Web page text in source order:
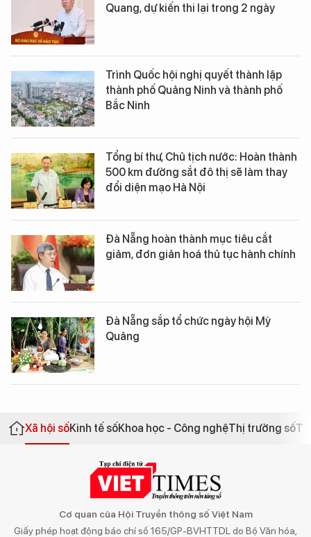
Quang, dự kiến thi lại trong 2 ngày
Trình Quốc hội nghị quyết thành lập
thành phố Quảng Ninh và thành phố
Bắc Ninh
Tổng bí thư, Chủ tịch nước: Hoàn thành
500 km đường sắt đô thị sẽ làm thay
đổi diện mạo Hà Nội
Đà Nẵng hoàn thành mục tiêu cắt
giảm, đơn giản hoá thủ tục hành chính
Đà Nẵng sắp tổ chức ngày hội Mỳ
Quảng
Xã hội sốKinh tế sốKhoa học - Công nghệThị trường số
Cơ quan của Hội Truyền thông số Việt Nam
Giấy phép hoạt động báo chí số 165/GP-BVHTTDL do Bộ Văn hóa,